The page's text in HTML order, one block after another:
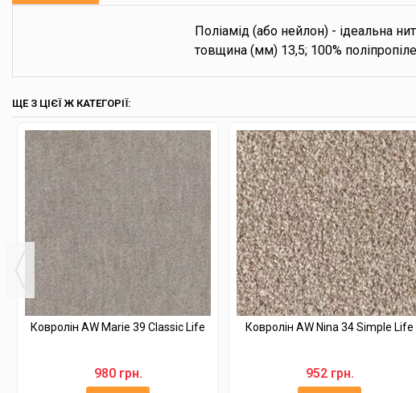
Поліамід (або нейлон) - ідеальна
товщина (мм) 13,5; 100%
ЩЕ З ЦІЄЇ Ж КАТЕГОРІЇ:
Ковролін AW Marie 39 Classic Life
980 грн.
Ковролін AW Nina 34 Simple Life
952 грн.